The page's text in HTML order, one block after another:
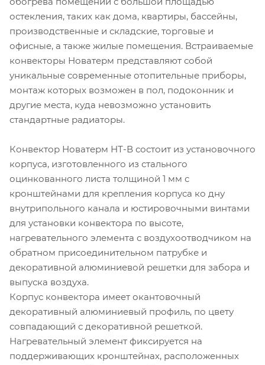
остекления, таких как дома, квартиры, бассейны,
производственные и складские, торговые и
офисные, а также жилые помещения. Встраиваемые
конвекторы Новатерм представляют собой
уникальные современные отопительные приборы,
монтаж которых возможен в пол, подоконник и
другие места, куда невозможно установить
стандартные радиаторы.
Конвектор Новатерм НТ-В состоит из установочного
корпуса, изготовленного из стального
оцинкованного листа толщиной 1 мм с
кронштейнами для крепления корпуса ко дну
внутрипольного канала и юстировочными винтами
для установки конвектора по высоте,
нагревательного элемента с воздухоотводчиком на
обратном присоединительном патрубке и
декоративной алюминиевой решетки для забора и
выпуска воздуха.
Корпус конвектора имеет окантовочный
декоративный алюминиевый профиль, по цвету
совпадающий с декоративной решеткой.
Нагревательный элемент фиксируется на
поддерживающих кронштейнах, расположенных